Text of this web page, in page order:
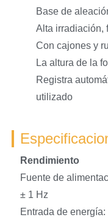
Base de
Alta irradiación,
Con cajones y
La altura de la
Registra
utilizado
Rendimiento
Fuente de
± 1 Hz
Entrada de energía: